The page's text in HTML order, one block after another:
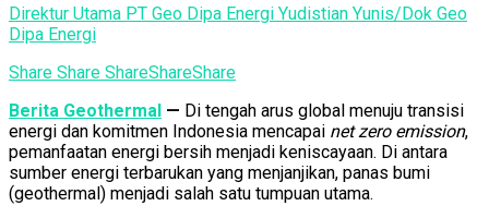
Direktur Utama PT Geo Dipa Energi Yudistian Yunis/Dok Geo
Dipa Energi
Share Share ShareShareShare
Berita Geothermal — Di tengah arus global menuju transisi
energi dan komitmen Indonesia mencapai net zero emission,
pemanfaatan energi bersih menjadi keniscayaan. Di antara
sumber energi terbarukan yang menjanjikan, panas bumi
(geothermal) menjadi salah satu tumpuan utama.